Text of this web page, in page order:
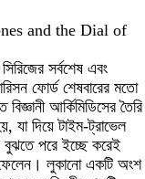
Jones and the Dial of
সর্বশেষ এবং
ফোর্ড শেষবারের মতো
আর্কিমিডিসের তৈরি
যা দিয়ে টাইম-ট্রাভেল
পরে ইচ্ছে করেই
ফেলেন। লুকানো একটি অংশ